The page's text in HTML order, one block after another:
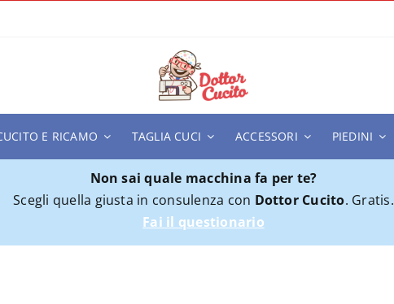
E RICAMO TAGLIA CUCI ACCESSORI PIEDINI
Non sai quale macchina fa per te?
Scegli quella giusta in consulenza con Dottor Cucito. Gratis.
Fai il questionario